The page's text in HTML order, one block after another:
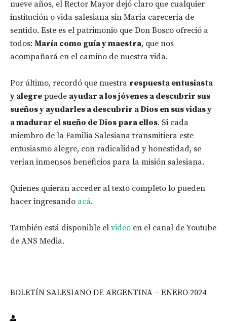
nueve años, el Rector Mayor dejó claro que cualquier
institución o vida salesiana sin María carecería de
sentido. Este es el patrimonio que Don Bosco ofreció a
todos: María como guía y maestra, que nos
acompañará en el camino de nuestra vida.
Por último, recordó que nuestra respuesta entusiasta
y alegre puede ayudar a los jóvenes a descubrir sus
sueños y ayudarles a descubrir a Dios en sus vidas y
a madurar el sueño de Dios para ellos. Si cada
miembro de la Familia Salesiana transmitiera este
entusiasmo alegre, con radicalidad y honestidad, se
verían inmensos beneficios para la misión salesiana.
Quienes quieran acceder al texto completo lo pueden
hacer ingresando acá.
También está disponible el video en el canal de Youtube
de ANS Media.
BOLETÍN SALESIANO DE ARGENTINA – ENERO 2024